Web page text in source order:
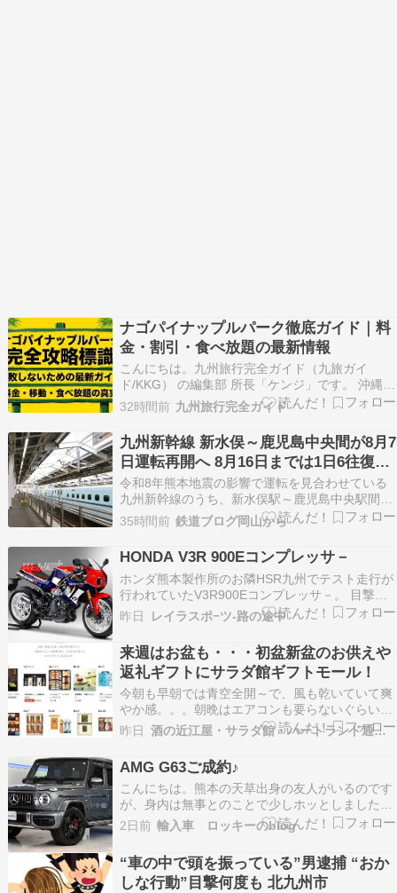
ナゴパイナップルパーク徹底ガイド｜料
金・割引・食べ放題の最新情報
こんにちは。九州旅行完全ガイド（九旅ガイ
ド/KKG） の編集部 所長「ケンジ」です。 沖縄へ
の旅行を計画しているあなた。名護市にある人気
の観光スポット、ナゴパイナップルパークへ行っ
てみたいと考えていませんか。南国らしさ全開の
フルーツや緑豊かな植物に囲まれて、家族や友達
と賑やかに…
32時間前 九州旅行完全ガイド
九州新幹線 新水俣～鹿児島中央間が8月7
日運転再開へ 8月16日までは1日6往復の
暫定ダイヤ
令和8年熊本地震の影響で運転を見合わせている
九州新幹線のうち、新水俣駅～鹿児島中央駅間が
2026年8月7日（金）から運転を再開します。 JR
九州は8月5日、運転再開に向けた準備が整ったと
して、8月7日から8月16日（日）までの暫定的な
運行ダイヤを発表しました。 8月16日までは1…
35時間前 鉄道ブログ岡山から
HONDA V3R 900Eコンプレッサ－
ホンダ熊本製作所のお隣HSR九州でテスト走行が
行われていたV3R900Eコンプレッサ－。 目撃情
報ではストリ－トファイタ－的なモデルで発表さ
れたスタイルも正にストリ－トファイタ－でした
が。 噂によるとフルカウルのSSモデルも存在す
る・・・とかしないとか。画像はCGですが案外
意図…
昨日 レイラスポ−ツ-路の途中
来週はお盆も・・・初盆新盆のお供えや
返礼ギフトにサラダ館ギフトモール！
今朝も早朝では青空全開～で、風も乾いていて爽
やか感。。。朝晩はエアコンも要らないぐらい涼
しく。。。強い地震があった九州地方は猛暑酷暑
が続く中で、大変ご苦労されているとの事で心配
されます。。。そして週の真ん中な野田市の水曜
日！！ 昨日は、サラダ館のプリンタ破損で～急
遽、新しい中古の…
昨日 酒の近江屋・サラダ館・ハートランド通販のとほほ日記！
AMG G63ご成約♪
こんにちは。熊本の天草出身の友人がいるのです
が、身内は無事とのことで少しホッとしました
が、連日の暑さが心配です。なんとか頑張って乗
り越えて欲しいですね！ さて、先日は福岡県にお
住いのA様より、メルセデス-AMG G63マヌファ
クトゥーアプログラムプラスのご成約をいただき
ました。…
2日前 輸入車 ロッキーのblog
“車の中で頭を振っている”男逮捕 “おか
しな行動”目撃何度も 北九州市